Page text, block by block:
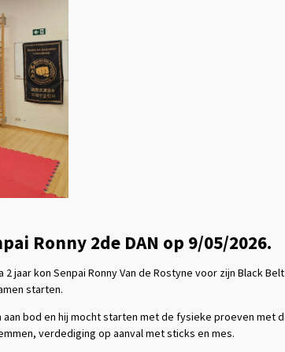
Ronny 2de DAN op 9/05/2026.
jaar kon Senpai Ronny Van de Rostyne voor zijn Black
starten.
aan bod en hij mocht starten met de fysieke proeven met
verdediging op aanval met sticks en mes.